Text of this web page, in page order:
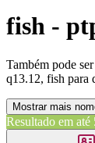
fish -
Também pode
q13.12, fish para
Mostrar mais
Resultado em até